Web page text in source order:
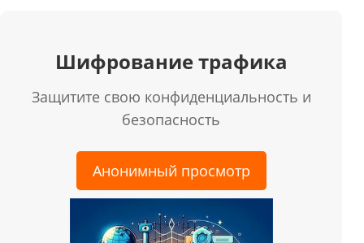
Шифрование трафика
Защитите свою конфиденциальность и
безопасность
Анонимный просмотр